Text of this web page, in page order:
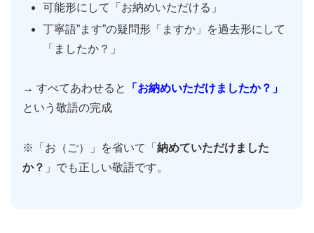
可能形にして「お納めいただける」
丁寧語”ます”の疑問形「ますか」を過去形にして
「ましたか？」
→ すべてあわせると
「お納めいただけましたか？」
という敬語の完成
※「お（ご）」を省いて「 納めていただけました
か？ 」でも正しい敬語です。